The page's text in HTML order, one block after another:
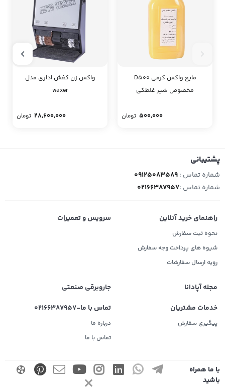
مایع واکس کرمی D500
مخصوص شیر غلطکی
500,000 تومان
واکس زن کفش اداری مدل
waxer
28,600,000 تومان
پشتیبانی
شماره تماس :09125083589
شماره تماس :02166387957
راهنمای خرید آنلاین
نحوه ثبت سفارش
شیوه های پرداخت وجه سفارش
رویه ارسال سفارشات
سرویس و تعمیرات
مجله آپادانا
جاروبرقی صنعتی
خدمات مشتریان
پیگیری سفارش
تماس با ما-02166387957
درباره ما
تماس با ما
با ما همراه
باشید